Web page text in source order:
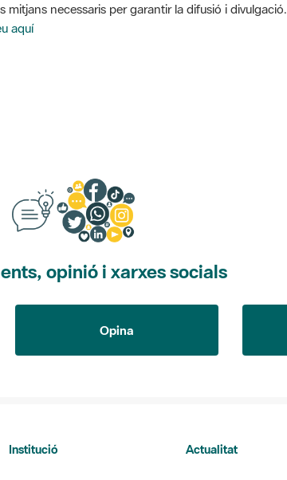
mitjans necessaris per garantir la difusió i divulgació.
aquí
mitjana de les valoracions és de 0 estrelles de 5.
opinió i xarxes socials
Opina
Institució Actualitat